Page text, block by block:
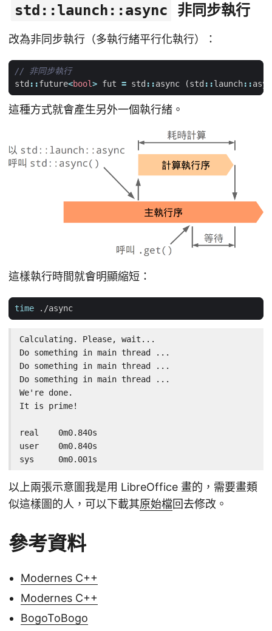
std::launch::async 非同步執行
改為非同步執行（多執行緒平行化執行）：
std ::future<bool> fut = std ::async (std ::launch::
這種方式就會產生另外一個執行緒。
這樣執行時間就會明顯縮短：
time
Calculating. Please, wait...
Do something in main thread ...
Do something in main thread ...
Do something in main thread ...
We're done.
It is prime!
real	0m0.840s
user	0m0.840s
sys	0m0.001s
以上兩張示意圖我是用 LibreOffice 畫的，需要畫類
似這樣圖的人，可以下載其原始檔回去修改。
參考資料
Modernes C++
Modernes C++
BogoToBogo